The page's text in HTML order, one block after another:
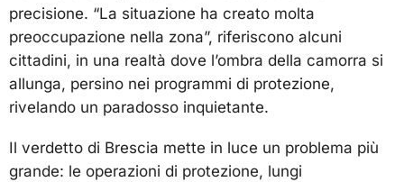
precisione. “La situazione ha creato molta
preoccupazione nella zona”, riferiscono alcuni
cittadini, in una realtà dove l’ombra della camorra si
allunga, persino nei programmi di protezione,
rivelando un paradosso inquietante.
Il verdetto di Brescia mette in luce un problema più
grande: le operazioni di protezione, lungi